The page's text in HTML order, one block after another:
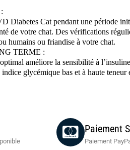
Diabetes Cat pendant une période
de votre chat. Des vérifications
humains ou friandise à votre chat.
TERME :
améliore la sensibilité à
glycémique bas et à haute
Paiement
Paiement